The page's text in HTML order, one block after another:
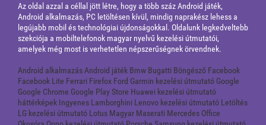
Az oldal azzal a céllal jött létre, hogy a több száz Android játék,
Android alkalmazás, PC letöltésen kívül, mindig naprakész lehess a
legújabb mobil és technológiai újdonságokkal. Oldalunk legkedveltebb
szekciója a mobiltelefonok magyar nyelvű kezelési útmutatói,
amelyek még most is verhetetlen népszerűségnek örvendnek.
Android alkalmazásAndroid játék Bmw Bugatti Böngésző Facebook
Facebook Lite Ferrari Firefox Ford Garmin kezelési útmutató Google
Google Chrome Google Play Store Huawei kezelési útmutató
háttérképek Ingyenes Lamborghini Lenovo kezelési útmutató Letöltés
LG kezelési útmutató Lotus Magyar Maserati Mercedes Office